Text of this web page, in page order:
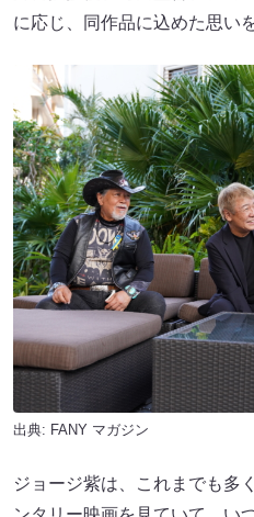
に応じ、同作品に込めた思い
出典: FANY マガジン
ジョージ紫は、これまでも多